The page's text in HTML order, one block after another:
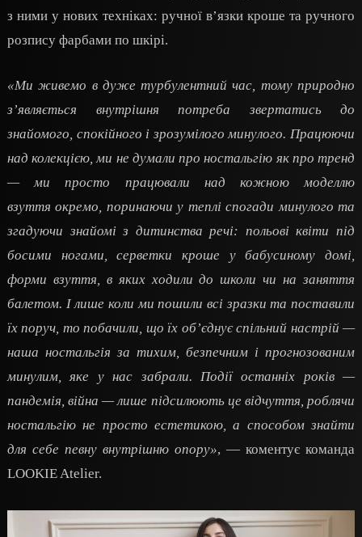
з ними у нових техніках: ручної в’язки кроше та ручного
розпису фарбами по шкірі.
«Ми живемо в дуже турбулентний час, тому природно
з’являється внутрішня потреба звертатись до
знайомого, спокійного і зрозумілого минулого. Працюючи
над колекцією, ми не думали про ностальгію як про тренд
— ми просто працювали над кожною моделлю
взуття окремо, поринаючи у теплі спогади минулого та
згадуючи знайомі з дитинства речі: польові квіти під
босими ногами, серветки кроше у бабусиному домі,
форми взуття, в яких ходили до школи чи на заняття
балетом. І лише коли ми пошили всі зразки та поставили
їх поруч, то побачили, що їх об’єднує спільний настрій —
наша ностальгія за тихим, безпечним і прогнозованим
минулим, яке у нас забрали. Події останніх років —
пандемія, війна — лише підсилюють це відчуття, роблячи
ностальгію не просто естетикою, а способом знайти
для себе певну внутрішню опору», — коментує команда
LOOKIE Atelier.